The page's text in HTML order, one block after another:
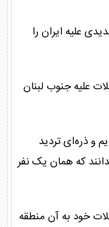
علیه ایران را
علیه جنوب لبنان
و ذره‌ای تردید
که همان یک نفر
خود به آن منطقه